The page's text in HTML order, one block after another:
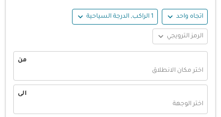
اتجاه واحد expand_more 1 الراكب, الدرجة السياحية expand_more
الرمز الترويجي expand_more
من
اختر مكان الانطلاق
الى
اختر الوجهة